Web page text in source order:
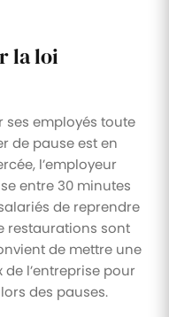
la loi
ses employés toute
de pause est en
l’employeur
entre 30 minutes
de reprendre
restaurations sont
de mettre une
l’entreprise pour
des pauses.